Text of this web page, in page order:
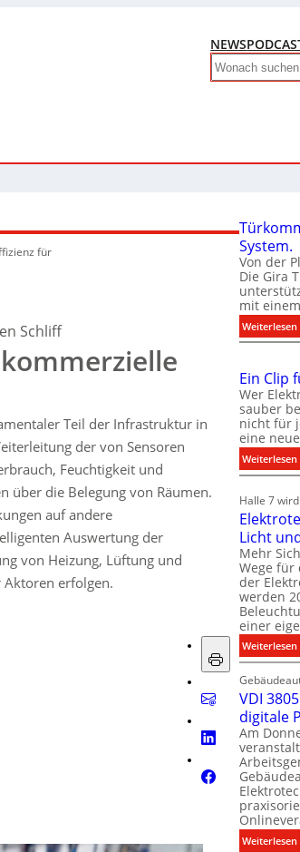
NEWS
Search
für
Schliff
Teil der Infrastruktur in
der von Sensoren
Feuchtigkeit und
über die Belegung von Räumen.
auf andere
Auswertung der
von Heizung, Lüftung und
erfolgen.
System.
Von der
Die Gira
mit
Weiterlesen:
r
u
i
k
t
i
i
t
s
t
.
Ein Clip
Wer
sauber
nicht für
eine
Weiterlesen:
l
i
f
r
a
l
l
e
t
e
r
r
ü
Halle 7
Licht
Mehr
Wege für
der
werden
einer
Weiterlesen:
l
e
k
t
r
t
c
VDI
digitale
Am
Weiterlesen: